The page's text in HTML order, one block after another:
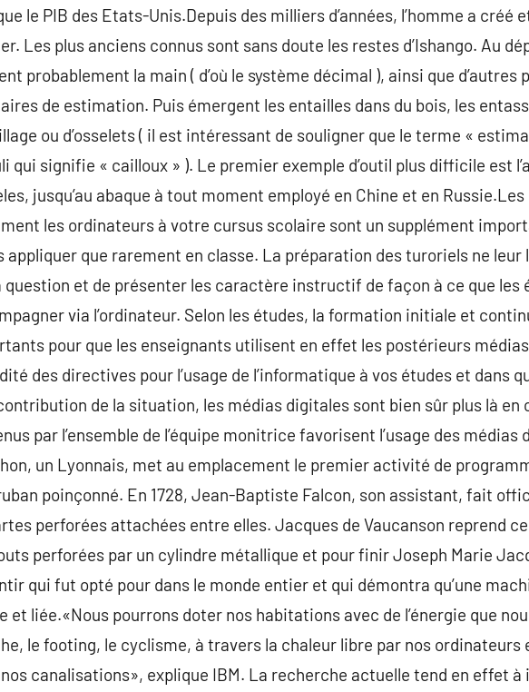
le PIB des Etats-Unis.Depuis des milliers d’années, l’homme a créé
Les plus anciens connus sont sans doute les restes d’Ishango. Au
probablement la main ( d’où le système décimal ), ainsi que
de estimation. Puis émergent les entailles dans du bois, les
ou d’osselets ( il est intéressant de souligner que le terme «
qui signifie « cailloux » ). Le premier exemple d’outil plus difficile est
jusqu’au abaque à tout moment employé en Chine et en
les ordinateurs à votre cursus scolaire sont un supplément
appliquer que rarement en classe. La préparation des turoriels ne leur
question et de présenter les caractère instructif de façon à ce que les
via l’ordinateur. Selon les études, la formation initiale et
pour que les enseignants utilisent en effet les postérieurs
des directives pour l’usage de l’informatique à vos études et dans
de la situation, les médias digitales sont bien sûr plus là
par l’ensemble de l’équipe monitrice favorisent l’usage des médias
un Lyonnais, met au emplacement le premier activité de
poinçonné. En 1728, Jean-Baptiste Falcon, son assistant, fait
perforées attachées entre elles. Jacques de Vaucanson reprend
perforées par un cylindre métallique et pour finir Joseph Marie
qui fut opté pour dans le monde entier et qui démontra qu’une
et liée.«Nous pourrons doter nos habitations avec de l’énergie que
le footing, le cyclisme, à travers la chaleur libre par nos ordinateurs
canalisations», explique IBM. La recherche actuelle tend en effet